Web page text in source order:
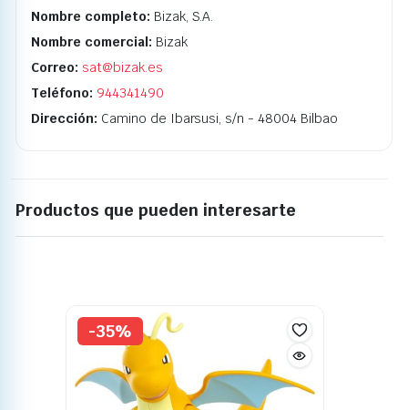
Nombre completo: Bizak, S.A.
Nombre comercial: Bizak
Correo: sat@bizak.es
Teléfono: 944341490
Dirección: Camino de Ibarsusi, s/n - 48004 Bilbao
Productos que pueden interesarte
-35%